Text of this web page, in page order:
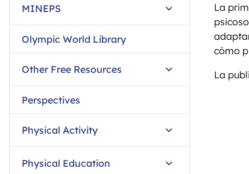
MINEPS
Olympic World Library
Other Free Resources
Perspectives
Physical Activity
Physical Education
La
cómo
La